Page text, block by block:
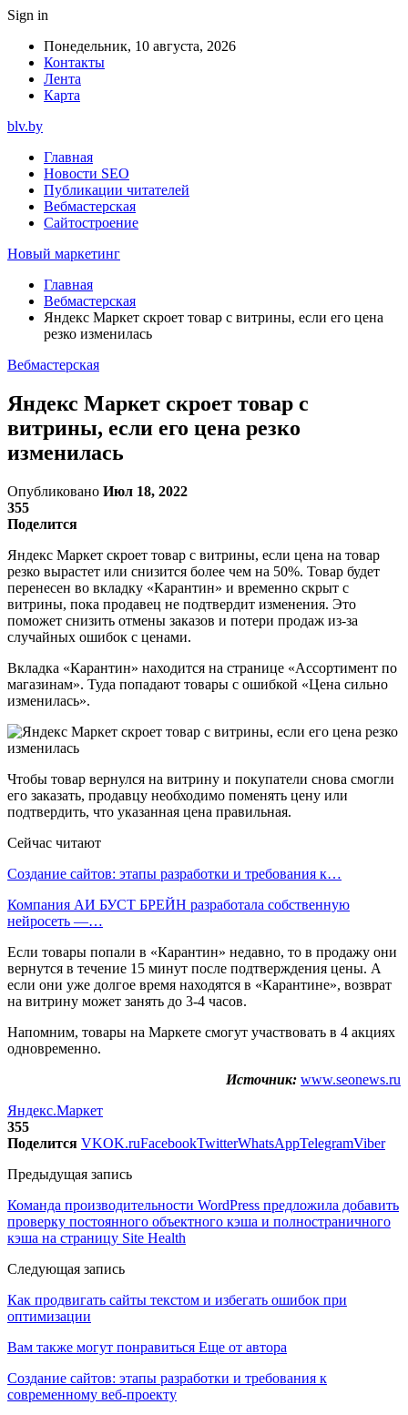
Sign in
Понедельник, 10 августа, 2026
Контакты
Лента
Карта
blv.by
Главная
Новости SEO
Публикации читателей
Вебмастерская
Сайтостроение
Новый маркетинг
Главная
Вебмастерская
Яндекс Маркет скроет товар с витрины, если его цена
резко изменилась
Вебмастерская
Яндекс Маркет скроет товар с
витрины, если его цена резко
изменилась
Опубликовано Июл 18, 2022
355
Поделится
Яндекс Маркет скроет товар с витрины, если цена на товар
резко вырастет или снизится более чем на 50%. Товар будет
перенесен во вкладку «Карантин» и временно скрыт с
витрины, пока продавец не подтвердит изменения. Это
поможет снизить отмены заказов и потери продаж из-за
случайных ошибок с ценами.
Вкладка «Карантин» находится на странице «Ассортимент по
магазинам». Туда попадают товары с ошибкой «Цена сильно
изменилась».
Чтобы товар вернулся на витрину и покупатели снова смогли
его заказать, продавцу необходимо поменять цену или
подтвердить, что указанная цена правильная.
Сейчас читают
Создание сайтов: этапы разработки и требования к…
Компания АИ БУСТ БРЕЙН разработала собственную
нейросеть —…
Если товары попали в «Карантин» недавно, то в продажу они
вернутся в течение 15 минут после подтверждения цены. А
если они уже долгое время находятся в «Карантине», возврат
на витрину может занять до 3-4 часов.
Напомним, товары на Маркете смогут участвовать в 4 акциях
одновременно.
Источник: www.seonews.ru
Яндекс.Маркет
355
Поделится VKOK.ruFacebookTwitterWhatsAppTelegramViber
Предыдущая запись
Команда производительности WordPress предложила добавить
проверку постоянного объектного кэша и полностраничного
кэша на страницу Site Health
Следующая запись
Как продвигать сайты текстом и избегать ошибок при
оптимизации
Вам также могут понравиться Еще от автора
Создание сайтов: этапы разработки и требования к
современному веб-проекту